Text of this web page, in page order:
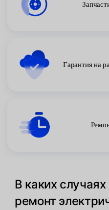
Гарантия на
В каких
ремонт